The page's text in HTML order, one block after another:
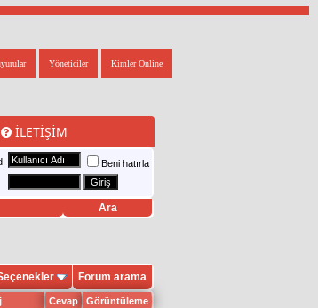
Kimler Online
Yöneticiler
İLETIŞIM
Beni hatırla
Ara
Forum arama
Cevap Görüntüleme